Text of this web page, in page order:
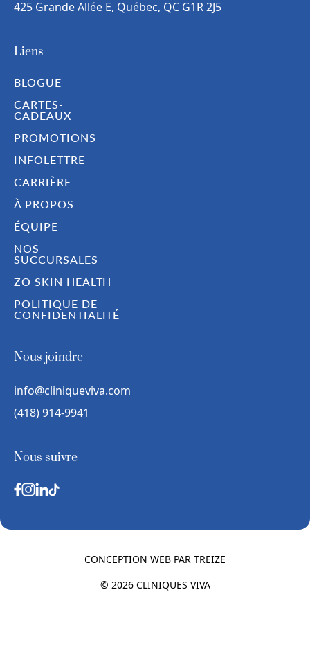
425 Grande Allée E, Québec, QC G1R 2J5
Liens
BLOGUE
CARTES-
CADEAUX
PROMOTIONS
INFOLETTRE
CARRIÈRE
À PROPOS
ÉQUIPE
NOS
SUCCURSALES
ZO SKIN HEALTH
POLITIQUE DE
CONFIDENTIALITÉ
Nous joindre
info@cliniqueviva.com
(418) 914-9941
Nous suivre
CONCEPTION WEB PAR TREIZE
© 2026 CLINIQUES VIVA